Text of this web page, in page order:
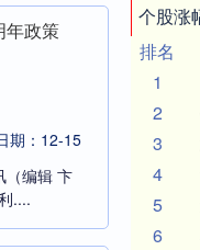
年政策
期：12-15
（编辑 卞
....
个股涨
排名
1
2
3
4
5
6